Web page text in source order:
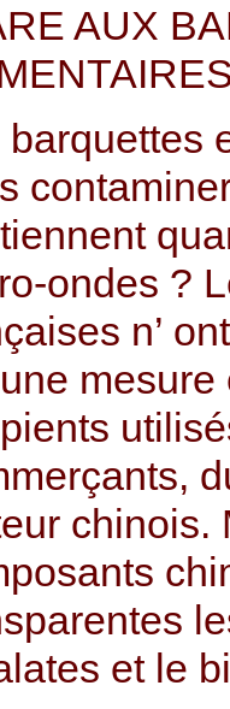
AUX
barquettes
ondes ?
n’
chinois.
et le